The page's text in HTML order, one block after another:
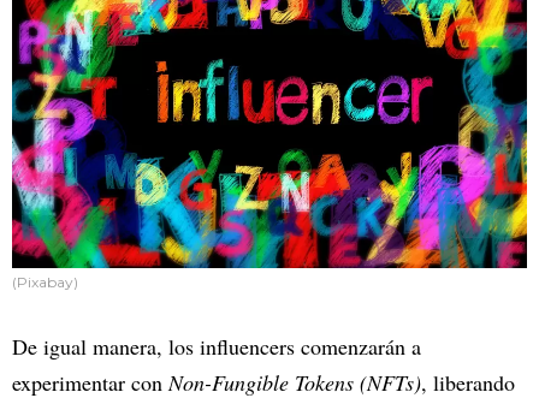
(Pixabay)
De igual manera, los influencers comenzarán a
experimentar con Non-Fungible Tokens (NFTs), liberando